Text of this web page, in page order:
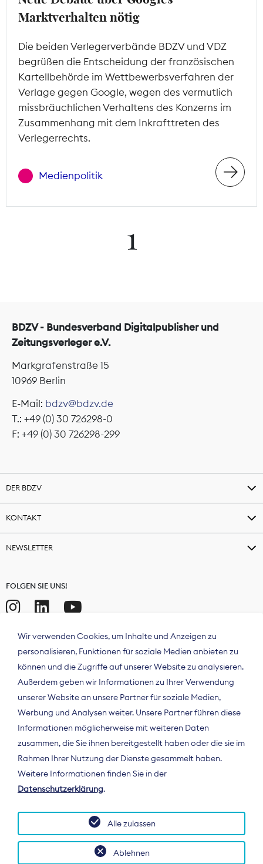
Marktverhalten nötig
Die beiden Verlegerverbände BDZV und VDZ
begrüßen die Entscheidung der französischen
Kartellbehörde im Wettbewerbsverfahren der
Verlage gegen Google, wegen des vermutlich
missbräuchlichen Verhaltens des Konzerns im
Zusammenhang mit dem Inkrafttreten des
Verlegerrechts.
Medienpolitik
1
BDZV - Bundesverband Digitalpublisher und
Zeitungsverleger e.V.
Markgrafenstraße 15
10969 Berlin
E-Mail: bdzv@bdzv.de
T.: +49 (0) 30 726298-0
F: +49 (0) 30 726298-299
DER BDZV
KONTAKT
NEWSLETTER
FOLGEN SIE UNS!
Der Bundesverband Digitalpublisher und
Zeitungsverleger (BDZV) vertritt als
Spitzenorganisation die Interessen der
Deutschland und auf EU-Ebene.
Wir verwenden Cookies, um Inhalte und Anzeigen zu
personalisieren, Funktionen für soziale Medien anbieten zu
können und die Zugriffe auf unserer Website zu analysieren.
Außerdem geben wir Informationen zu Ihrer Verwendung
unserer Website an unsere Partner für soziale Medien,
Werbung und Analysen weiter. Unsere Partner führen diese
Informationen möglicherweise mit weiteren Daten
zusammen, die Sie ihnen bereitgestellt haben oder die sie im
Rahmen Ihrer Nutzung der Dienste gesammelt haben.
Weitere Informationen finden Sie in der
Datenschutzerklärung.
Ablehnen
Alle zulassen